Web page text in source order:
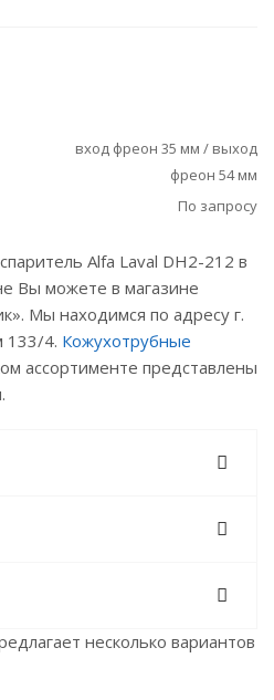
вход фреон 35 мм / выход
фреон 54 мм
По запросу
Alfa Laval DH2-212 в
Вы можете в магазине
Мы находимся по адресу г.
133/4. Кожухотрубные
ассортименте представлены
несколько вариантов